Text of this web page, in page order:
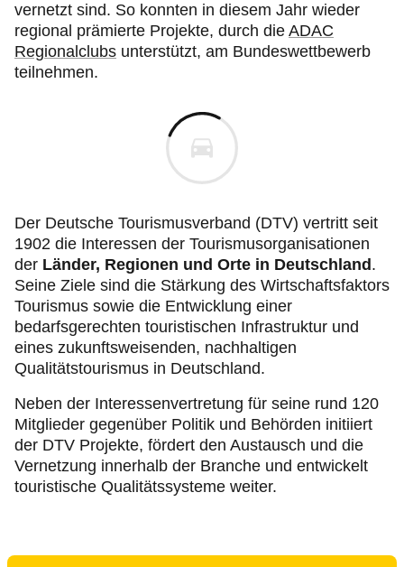
vernetzt sind. So konnten in diesem Jahr wieder
regional prämierte Projekte, durch die ADAC
Regionalclubs unterstützt, am Bundeswettbewerb
teilnehmen.
Der Deutsche Tourismusverband (DTV) vertritt seit
1902 die Interessen der Tourismusorganisationen
der Länder, Regionen und Orte in Deutschland .
Seine Ziele sind die Stärkung des Wirtschaftsfaktors
Tourismus sowie die Entwicklung einer
bedarfsgerechten touristischen Infrastruktur und
eines zukunftsweisenden, nachhaltigen
Qualitätstourismus in Deutschland.
Neben der Interessenvertretung für seine rund 120
Mitglieder gegenüber Politik und Behörden initiiert
der DTV Projekte, fördert den Austausch und die
Vernetzung innerhalb der Branche und entwickelt
touristische Qualitätssysteme weiter.